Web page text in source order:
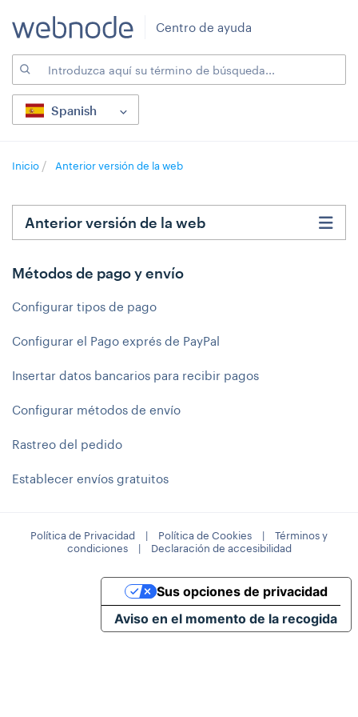
Centro de ayuda
Spanish
Inicio Anterior versión de la web
Métodos de pago y envío
Configurar tipos de pago
Configurar el Pago exprés de PayPal
Insertar datos bancarios para recibir pagos
Configurar métodos de envío
Rastreo del pedido
Establecer envíos gratuitos
Anterior versión de la web
Política de Privacidad | Política de Cookies |
Términos y
condiciones
| Declaración de accesibilidad
Aviso en el momento de la recogida
Sus opciones de privacidad